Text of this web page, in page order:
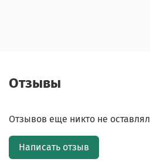
Отзывы
Отзывов еще никто не оставлял
Написать отзыв